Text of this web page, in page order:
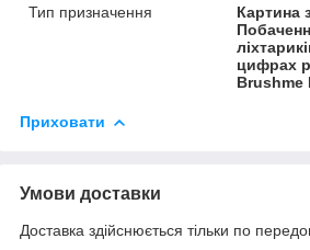
Тип призначення
Картина
цифрах
Brushme
Приховати
Умови доставки
Доставка здійснюється тільки по